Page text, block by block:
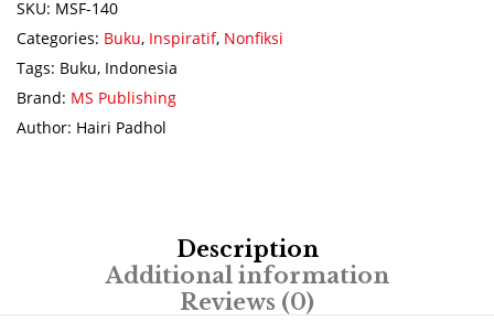
SKU: MSF-140
Categories: Buku, Inspiratif, Nonfiksi
Tags: Buku, Indonesia
Brand: MS Publishing
Author: Hairi Padhol
Description
Additional information
Reviews (0)